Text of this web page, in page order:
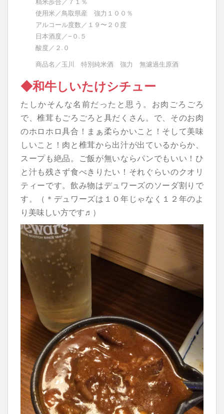
使用米／鳥取県産 強力１００％
アルコール度数／１９〜２０度
日本酒度／−０.５
酸度／２.０
商品名／玉川 特別純米酒 強力 無濾過生原酒
◆和牛しいたけシチュー
たしかそんな名前だったと思う。お肉ごろごろ
で、椎茸もごろごろと具だくさん。で、そのお肉
のホロホロ具合！まぁ柔らかいこと！そして美味
しいこと！肉と椎茸から出汁が出ているからか、
スープも絶品。ご飯が無いならパンでもいい！ひ
と汁も残さず食べきりたい！それぐらいのクオリ
ティーです。飲み物はデュワーズのソーダ割りで
す。（＊デュワーズは１０年じゃなく１２年のよ
り美味しい方です♬）